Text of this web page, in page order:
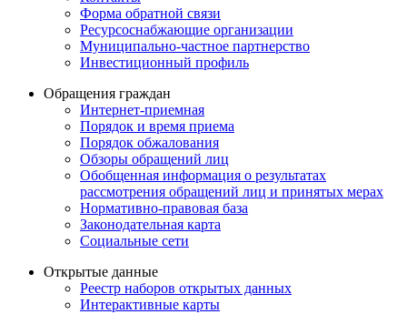
Форма обратной связи
Ресурсоснабжающие организации
Муниципально-частное партнерство
Инвестиционный профиль
Обращения граждан
Интернет-приемная
Порядок и время приема
Порядок обжалования
Обзоры обращений лиц
Обобщенная информация о результатах
рассмотрения обращений лиц и принятых мерах
Нормативно-правовая база
Законодательная карта
Социальные сети
Открытые данные
Реестр наборов открытых данных
Интерактивные карты